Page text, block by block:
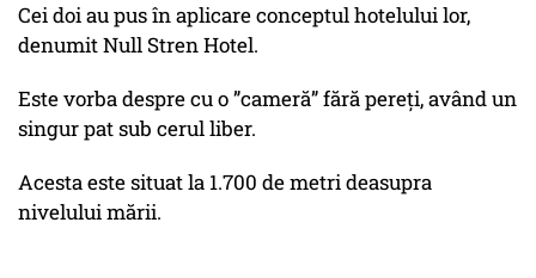
Cei doi au pus în aplicare conceptul hotelului lor,
denumit Null Stren Hotel.
Este vorba despre cu o ”cameră” fără pereţi, având un
singur pat sub cerul liber.
Acesta este situat la 1.700 de metri deasupra
nivelului mării.